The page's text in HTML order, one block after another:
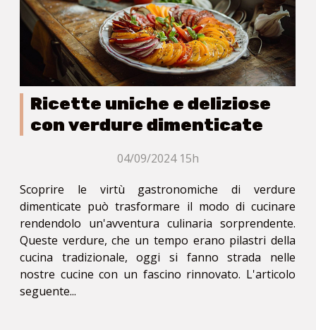
Ricette uniche e deliziose
con verdure dimenticate
04/09/2024 15h
Scoprire le virtù gastronomiche di verdure
dimenticate può trasformare il modo di cucinare
rendendolo un'avventura culinaria sorprendente.
Queste verdure, che un tempo erano pilastri della
cucina tradizionale, oggi si fanno strada nelle
nostre cucine con un fascino rinnovato. L'articolo
seguente...